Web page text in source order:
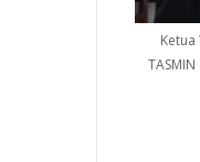
Ketua